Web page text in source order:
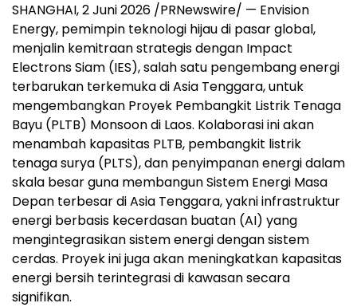
SHANGHAI, 2 Juni 2026 /PRNewswire/ — Envision
Energy, pemimpin teknologi hijau di pasar global,
menjalin kemitraan strategis dengan Impact
Electrons Siam (IES), salah satu pengembang energi
terbarukan terkemuka di Asia Tenggara, untuk
mengembangkan Proyek Pembangkit Listrik Tenaga
Bayu (PLTB) Monsoon di Laos. Kolaborasi ini akan
menambah kapasitas PLTB, pembangkit listrik
tenaga surya (PLTS), dan penyimpanan energi dalam
skala besar guna membangun Sistem Energi Masa
Depan terbesar di Asia Tenggara, yakni infrastruktur
energi berbasis kecerdasan buatan (AI) yang
mengintegrasikan sistem energi dengan sistem
cerdas. Proyek ini juga akan meningkatkan kapasitas
energi bersih terintegrasi di kawasan secara
signifikan.